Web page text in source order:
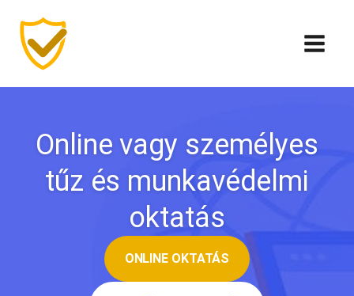
Online vagy személyes
tűz és munkavédelmi
oktatás
ONLINE OKTATÁS